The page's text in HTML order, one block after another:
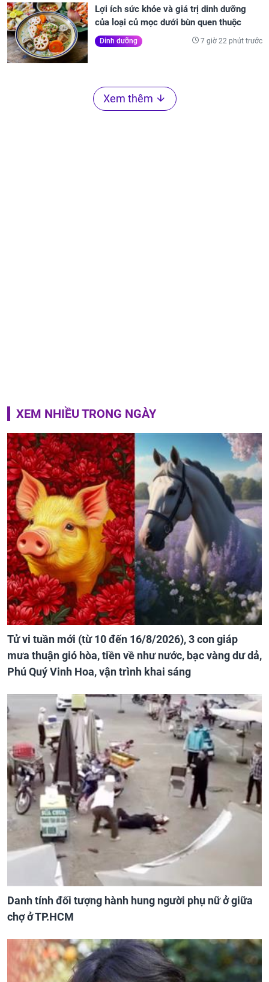
Lợi ích sức khỏe và giá trị dinh dưỡng
của loại củ mọc dưới bùn quen thuộc
Dinh dưỡng 7 giờ 22 phút trước
Xem thêm
XEM NHIỀU TRONG NGÀY
Tử vi tuần mới (từ 10 đến 16/8/2026), 3 con giáp
mưa thuận gió hòa, tiền về như nước, bạc vàng dư dả,
Phú Quý Vinh Hoa, vận trình khai sáng
Danh tính đối tượng hành hung người phụ nữ ở giữa
chợ ở TP.HCM